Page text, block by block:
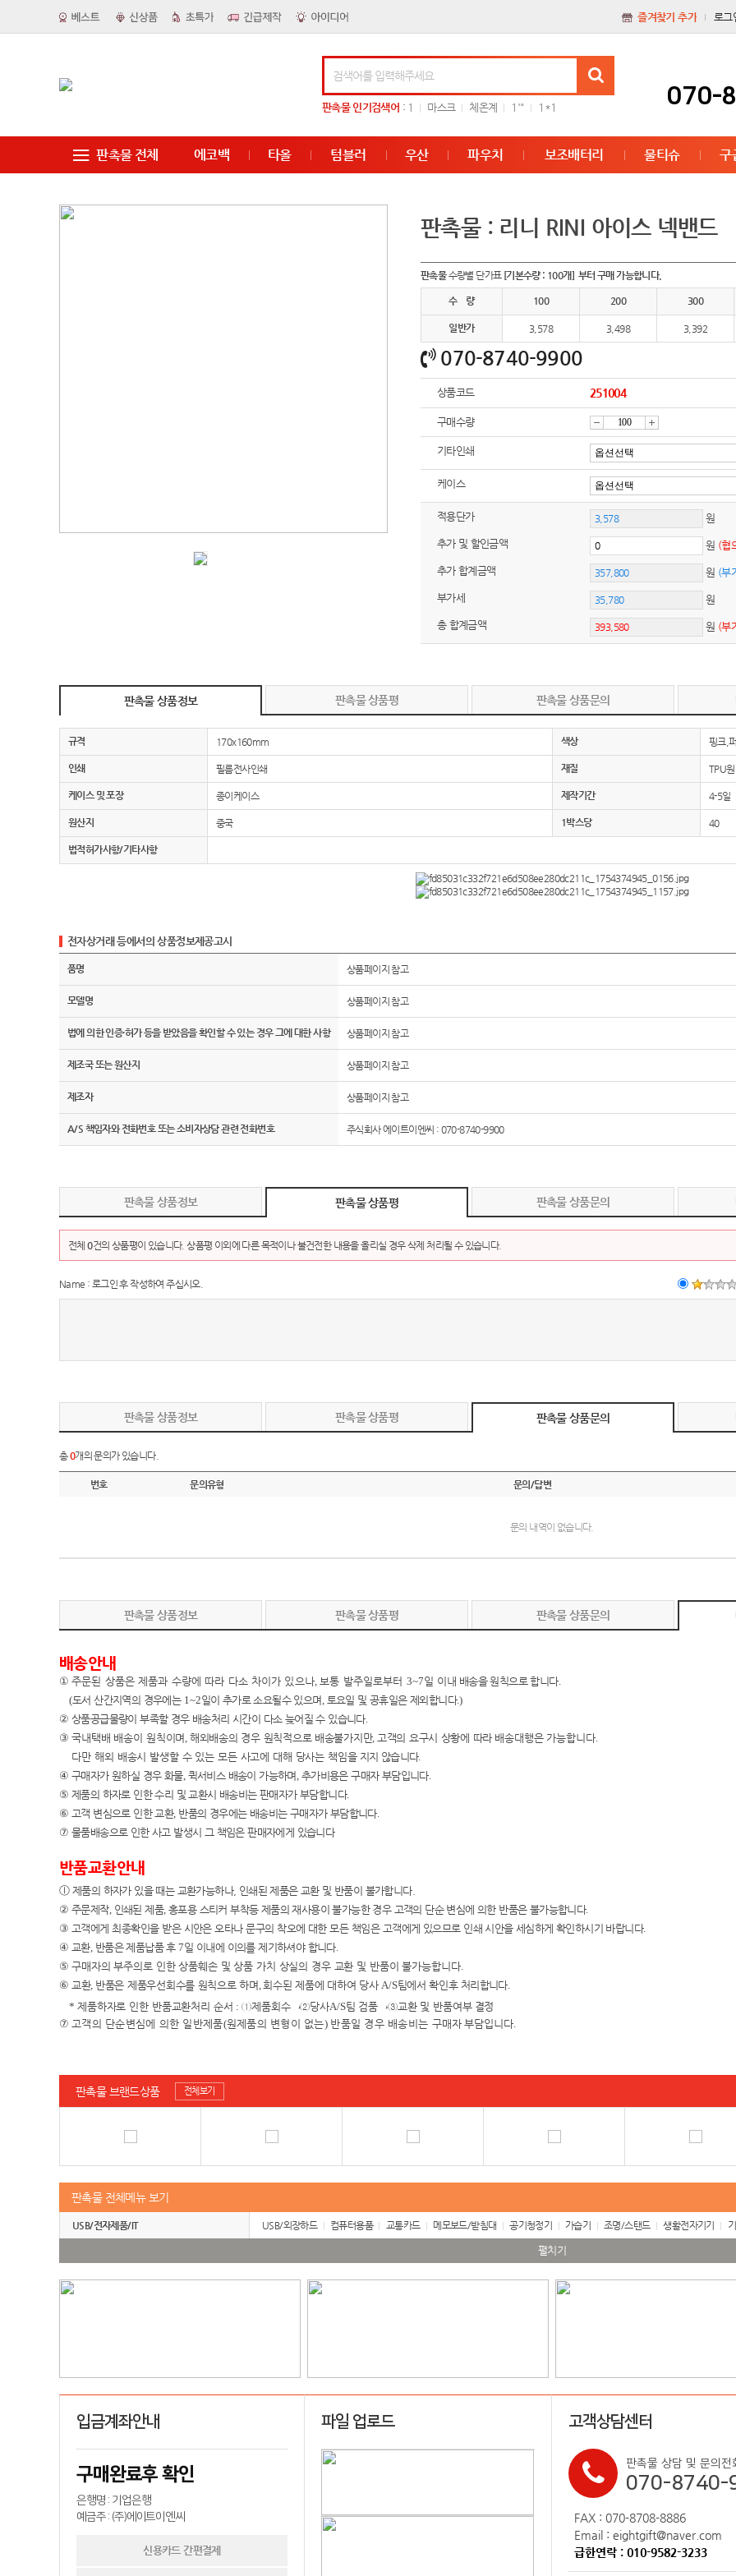
즐겨찾기 추가 로그
판촉물인기검색어 : 1 마스크 체온계 1'" 1*1 070-
판촉물 전체 에코백 타올 텀블러 우산 파우치 보조배터리 물티슈 구
판촉물 : 리니 RINI 아이스 넥밴드
판촉물수량별 단가표 [기본수량 : 100개] 부터 구매 가능합니다.
수 량 100 200 300
일반가 3,578 3,498 3,392
070-8740-9900
상품코드 251004
구매수량
감
소
증
가
기타인쇄
케이스
적용단가 원
추가 및 할인금액 원 (협
추가 합계금액 원 (부
부가세 원
총 합계금액 원 (부
판촉물 상품정보 판촉물 상품평 판촉물 상품문의
규격 170x160mm 색상 핑크,
인쇄 필름전사인쇄 재질 TPU
케이스 및 포장 종이케이스 제작기간 4-5일
원산지 중국 1박스당 40
법적허가사항/기타사항
전자상거래 등에서의 상품정보제공고시
품명 상품페이지 참고
모델명 상품페이지 참고
법에 의한 인증·허가 등을 받았음을 확인할 수 있는 경우 그에 대한 사항 상품페이지 참고
제조국 또는 원산지 상품페이지 참고
제조자 상품페이지 참고
A/S 책임자와 전화번호 또는 소비자상담 관련 전화번호 주식회사 에이트이엔씨 : 070-8740-9900
판촉물 상품정보 판촉물 상품평 판촉물 상품문의
전체0건의 상품평이 있습니다. 상품평 이외에 다른 목적이나 불건전한 내용을 올리실 경우 삭제 처리될 수 있습니다.
Name : 로그인 후 작성하여 주십시오.
판촉물 상품정보 판촉물 상품평 판촉물 상품문의
총0개의 문의가 있습니다.
번호 문의유형 문의/답변
문의 내역이 없습니다.
판촉물 상품정보 판촉물 상품평 판촉물 상품문의
배송안내
① 주문된 상품은 제품과 수량에 따라 다소 차이가 있으나,보통 발주일로부터 3~7일 이내 배송을 원칙으로 합니다.
(도서 산간지역의 경우에는 1~2일이 추가로 소요될수 있으며, 토요일 및 공휴일은 제외합니다.)
② 상품공급물량이 부족할 경우 배송처리 시간이 다소 늦어질 수 있습니다.
③ 국내택배 배송이 원칙이며,해외배송의 경우 원칙적으로 배송불가지만, 고객의 요구시 상황에 따라 배송대행은 가능합니다.
다만 해외 배송시 발생할 수 있는 모든 사고에 대해 당사는 책임을 지지 않습니다.
④ 구매자가 원하실 경우 화물, 퀵서비스 배송이 가능하며, 추가비용은 구매자 부담입니다.
⑤ 제품의 하자로 인한 수리 및 교환시 배송비는 판매자가 부담합니다.
⑥ 고객 변심으로 인한 교환, 반품의 경우에는 배송비는 구매자가 부담합니다.
⑦ 물품배송으로 인한 사고 발생시 그 책임은 판매자에게 있습니다
반품교환안내
ⓛ 제품의 하자가 있을 때는 교환가능하나, 인쇄된 제품은 교환 및 반품이 불가합니다.
② 주문제작, 인쇄된 제품,홍포용 스티커 부착등 제품의 재사용이 불가능한 경우 고객의 단순 변심에 의한 반품은 불가능합니다.
③ 고객에게 최종확인을 받은 시안은 오타나 문구의 착오에 대한 모든 책임은 고객에게 있으므로 인쇄 시안을 세심하게 확인하시기 바랍니다.
④ 교환, 반품은 제품납품 후7일 이내에 이의를 제기하셔야 합니다.
⑤ 구매자의 부주의로 인한 상품훼손 및 상품 가치 상실의 경우 교환 및 반품이 불가능합니다.
⑥ 교환, 반품은 제품우선회수를 원칙으로 하며,회수된 제품에 대하여 당사A/S팀에서 확인후 처리합니다.
* 제품하자로 인한 반품교환처리 순서 :①제품회수→②당사A/S팀 검품 →③교환 및 반품여부 결정
⑦ 고객의 단순변심에 의한 일반제품(원제품의 변형이 없는) 반품일 경우 배송비는 구매자 부담입니다.
판촉물 브랜드상품 전체보기
판촉물 전체메뉴 보기
USB/전자제품/IT USB/외장하드 컴퓨터용품 교통카드 메모보드/받침대 공기청정기 가습기 조명/스탠드 생활전자기기
펼치기
입금계좌안내
구매완료후 확인
은행명 : 기업은행
예금주 : (주)에이트이엔씨
신용카드 간편결제
파일 업로드 고객상담센터
판촉물 상담 및 문의전
070-8740-
FAX : 070-8708-8886
Email : eightgift@naver.com
급한연락 : 010-9582-3233